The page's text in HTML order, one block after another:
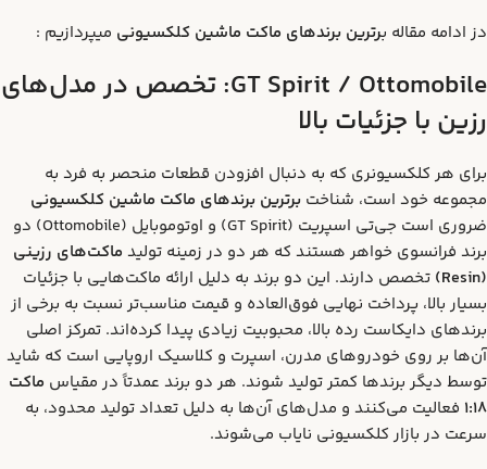
دز ادامه مقاله برترین برندهای ماکت ماشین کلکسیونی میپردازیم :
GT Spirit / Ottomobile: تخصص در مدل‌های
رزین با جزئیات بالا
برای هر کلکسیونری که به دنبال افزودن قطعات منحصر به فرد به
مجموعه خود است، شناخت برترین برندهای ماکت ماشین کلکسیونی
ضروری است جی‌تی اسپریت (GT Spirit) و اوتو‌موبایل (Ottomobile) دو
برند فرانسوی خواهر هستند که هر دو در زمینه تولید ماکت‌های رزینی
(Resin)
تخصص دارند. این دو برند به دلیل ارائه ماکت‌هایی با جزئیات
بسیار بالا، پرداخت نهایی فوق‌العاده و قیمت مناسب‌تر نسبت به برخی از
برندهای دایکاست رده بالا، محبوبیت زیادی پیدا کرده‌اند. تمرکز اصلی
آن‌ها بر روی خودروهای مدرن، اسپرت و کلاسیک اروپایی است که شاید
توسط دیگر برندها کمتر تولید شوند. هر دو برند عمدتاً در مقیاس ماکت
1:18 فعالیت می‌کنند و مدل‌های آن‌ها به دلیل تعداد تولید محدود، به
سرعت در بازار کلکسیونی نایاب می‌شوند.